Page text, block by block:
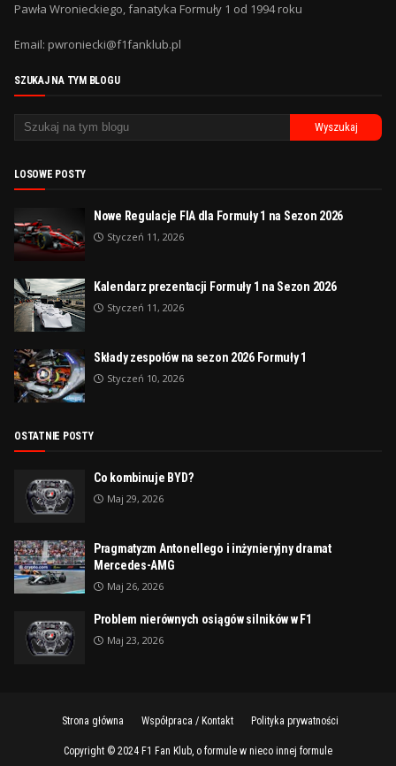
Pawła Wronieckiego, fanatyka Formuły 1 od 1994 roku
Email: pwroniecki@f1fanklub.pl
SZUKAJ NA TYM BLOGU
LOSOWE POSTY
Nowe Regulacje FIA dla Formuły 1 na Sezon 2026
Styczeń 11, 2026
Kalendarz prezentacji Formuły 1 na Sezon 2026
Styczeń 11, 2026
Składy zespołów na sezon 2026 Formuły 1
Styczeń 10, 2026
OSTATNIE POSTY
Co kombinuje BYD?
Maj 29, 2026
Pragmatyzm Antonellego i inżynieryjny dramat
Mercedes-AMG
Maj 26, 2026
Problem nierównych osiągów silników w F1
Maj 23, 2026
Strona główna Współpraca / Kontakt Polityka prywatności
Copyright © 2024 F1 Fan Klub, o formule w nieco innej formule